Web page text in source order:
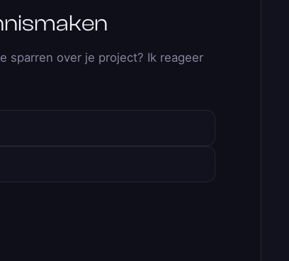
sparren over je project? Ik reageer